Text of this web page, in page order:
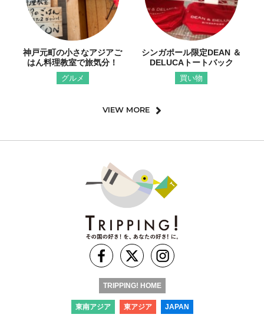
神戸元町の小さなアジアご
はん料理教室で旅気分！
グルメ
シンガポール限定DEAN ＆
DELUCAトートバック
買い物
VIEW MORE
TRIPPING! HOME
東南アジア 東アジア JAPAN